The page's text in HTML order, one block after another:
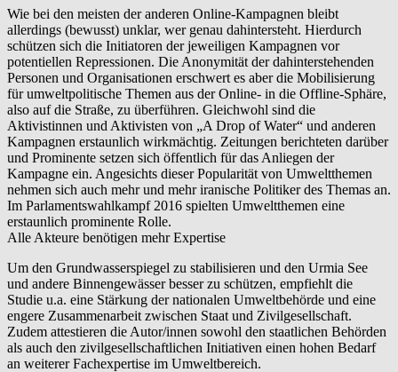
Wie bei den meisten der anderen Online-Kampagnen bleibt
allerdings (bewusst) unklar, wer genau dahintersteht. Hierdurch
schützen sich die Initiatoren der jeweiligen Kampagnen vor
potentiellen Repressionen. Die Anonymität der dahinterstehenden
Personen und Organisationen erschwert es aber die Mobilisierung
für umweltpolitische Themen aus der Online- in die Offline-Sphäre,
also auf die Straße, zu überführen. Gleichwohl sind die
Aktivistinnen und Aktivisten von „A Drop of Water“ und anderen
Kampagnen erstaunlich wirkmächtig. Zeitungen berichteten darüber
und Prominente setzen sich öffentlich für das Anliegen der
Kampagne ein. Angesichts dieser Popularität von Umweltthemen
nehmen sich auch mehr und mehr iranische Politiker des Themas an.
Im Parlamentswahlkampf 2016 spielten Umweltthemen eine
erstaunlich prominente Rolle.
Alle Akteure benötigen mehr Expertise
Um den Grundwasserspiegel zu stabilisieren und den Urmia See
und andere Binnengewässer besser zu schützen, empfiehlt die
Studie u.a. eine Stärkung der nationalen Umweltbehörde und eine
engere Zusammenarbeit zwischen Staat und Zivilgesellschaft.
Zudem attestieren die Autor/innen sowohl den staatlichen Behörden
als auch den zivilgesellschaftlichen Initiativen einen hohen Bedarf
an weiterer Fachexpertise im Umweltbereich.